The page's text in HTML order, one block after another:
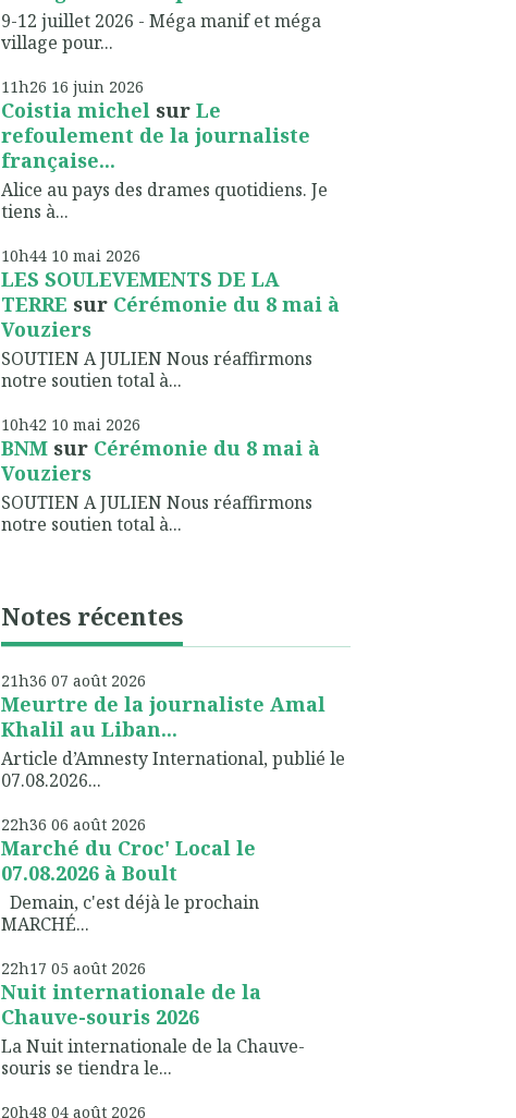
9-12 juillet 2026 - Méga manif et méga
village pour...
11h26 16 juin 2026
Coistia michelsur Le
refoulement de la journaliste
française...
Alice au pays des drames quotidiens. Je
tiens à...
10h44 10 mai 2026
LES SOULEVEMENTS DE LA
TERRE sur Cérémonie du 8 mai à
Vouziers
SOUTIEN A JULIEN Nous réaffirmons
notre soutien total à...
10h42 10 mai 2026
BNMsur Cérémonie du 8 mai à
Vouziers
SOUTIEN A JULIEN Nous réaffirmons
notre soutien total à...
Notes récentes
21h36 07 août 2026
Meurtre de la journaliste Amal
Khalil au Liban...
Article d’Amnesty International, publié le
07.08.2026...
22h36 06 août 2026
Marché du Croc' Local le
07.08.2026 à Boult
Demain, c'est déjà le prochain
MARCHÉ...
22h17 05 août 2026
Nuit internationale de la
Chauve-souris 2026
La Nuit internationale de la Chauve-
souris se tiendra le...
20h48 04 août 2026